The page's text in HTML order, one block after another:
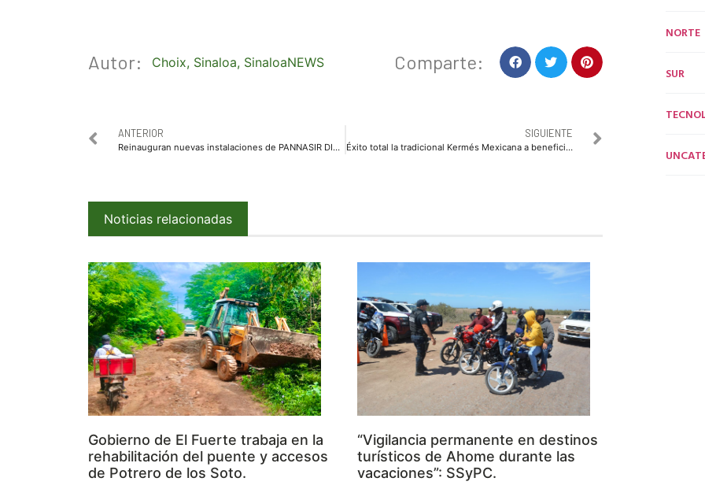
Autor: Choix, Sinaloa, SinaloaNEWS Comparte:
ANTERIOR
Reinauguran nuevas instalaciones de PANNASIR DIF Ahome para atender a niños, niñas y adolescentes en riesgo
SIGUIENTE
Éxito total la tradicional Kermés Mexicana a beneficio de la Funeraria DIF
Noticias relacionadas
Gobierno de El Fuerte trabaja en la
rehabilitación del puente y accesos
de Potrero de los Soto.
“Vigilancia permanente en destinos
turísticos de Ahome durante las
vacaciones”: SSyPC.
NORTE
SUR